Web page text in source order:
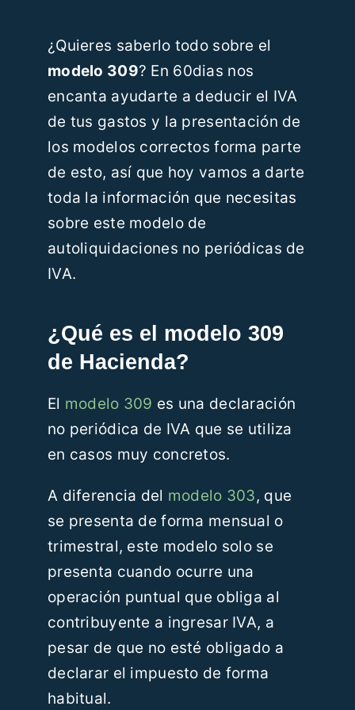
Contáctanos
¿Quieres saberlo todo sobre el
modelo 309? En 60dias nos
encanta ayudarte a deducir el IVA
de tus gastos y la presentación de
los modelos correctos forma parte
de esto, así que hoy vamos a darte
toda la información que necesitas
sobre este modelo de
autoliquidaciones no periódicas de
IVA.
¿Qué es el modelo 309
de Hacienda?
El modelo 309 es una declaración
no periódica de IVA que se utiliza
en casos muy concretos.
A diferencia del modelo 303, que
se presenta de forma mensual o
trimestral, este modelo solo se
presenta cuando ocurre una
operación puntual que obliga al
contribuyente a ingresar IVA, a
pesar de que no esté obligado a
declarar el impuesto de forma
habitual.